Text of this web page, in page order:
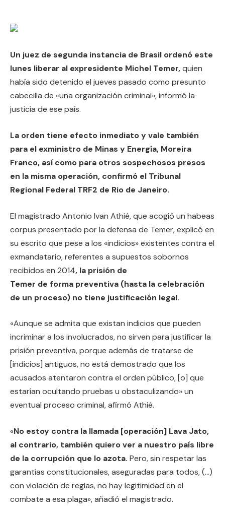
Un juez de segunda instancia de Brasil ordenó este
lunes liberar al expresidente Michel Temer,quien
había sido detenido el jueves pasado como presunto
cabecilla de «una organización criminal», informó la
justicia de ese país.
La orden tiene efecto inmediato y vale también
para el exministro de Minas y Energía, Moreira
Franco, así como para otros sospechosos presos
en la misma operación, confirmó el Tribunal
Regional Federal TRF2 de Rio de Janeiro.
El magistrado Antonio Ivan Athié, que acogió un habeas
corpus presentado por la defensa de Temer, explicó en
su escrito que pese a los «indicios» existentes contra el
exmandatario, referentes a supuestos sobornos
recibidos en 2014, la prisión de
Temer de forma preventiva (hasta la celebración
de un proceso) no tiene justificación legal.
«Aunque se admita que existan indicios que pueden
incriminar a los involucrados, no sirven para justificar la
prisión preventiva, porque además de tratarse de
[indicios] antiguos, no está demostrado que los
acusados atentaron contra el orden público, [o] que
estarían ocultando pruebas u obstaculizando» un
eventual proceso criminal, afirmó Athié.
«No estoy contra la llamada [operación] Lava Jato,
al contrario, también quiero ver a nuestro país libre
de la corrupción que lo azota. Pero, sin respetar las
garantías constitucionales, aseguradas para todos, (…)
con violación de reglas, no hay legitimidad en el
combate a esa plaga», añadió el magistrado.